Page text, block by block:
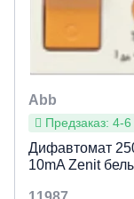
Abb
Предзаказ: 4-
Дифавтомат
10mA Zenit